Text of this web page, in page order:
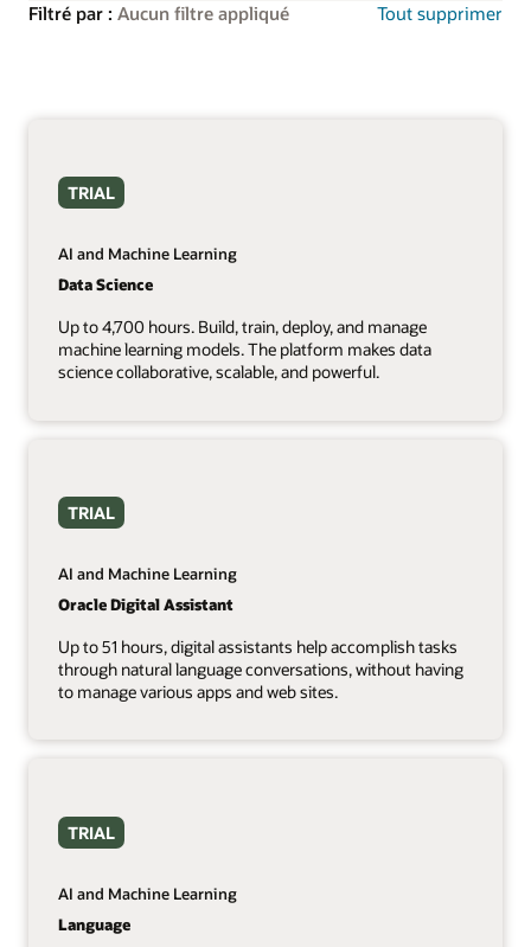
Filtré par : Aucun filtre appliqué Tout supprimer
TRIAL
AI and Machine Learning
Data Science
Up to 4,700 hours. Build, train, deploy, and manage
machine learning models. The platform makes data
science collaborative, scalable, and powerful.
TRIAL
AI and Machine Learning
Oracle Digital Assistant
Up to 51 hours, digital assistants help accomplish tasks
through natural language conversations, without having
to manage various apps and web sites.
TRIAL
AI and Machine Learning
Language